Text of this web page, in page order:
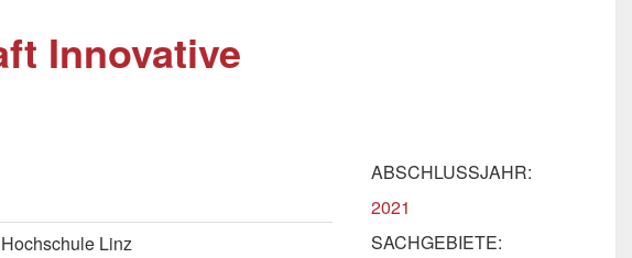
Innovative
Linz
ABSCHLUSSJAHR:
2021
SACHGEBIETE: